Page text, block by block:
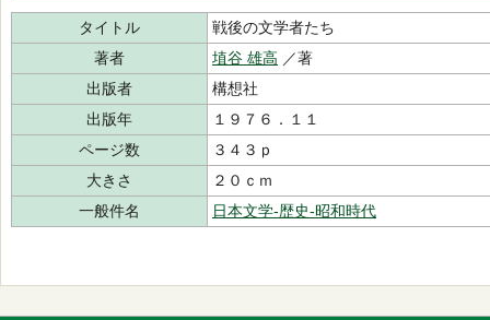
タイトル
戦後の文学者たち
著者
埴谷 雄高 ／著
出版者
構想社
出版年
１９７６．１１
ページ数
３４３ｐ
大きさ
２０ｃｍ
一般件名
日本文学-歴史-昭和時代